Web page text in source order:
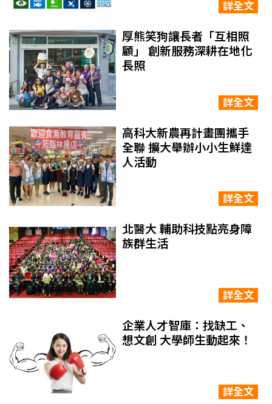
詳全文
厚熊笑狗讓長者「互相照
顧」 創新服務深耕在地化
長照
詳全文
高科大新農再計畫團攜手
全聯 擴大舉辦小小生鮮達
人活動
詳全文
北醫大 輔助科技點亮身障
族群生活
詳全文
企業人才智庫：找缺工、
想文創 大學師生動起來！
詳全文